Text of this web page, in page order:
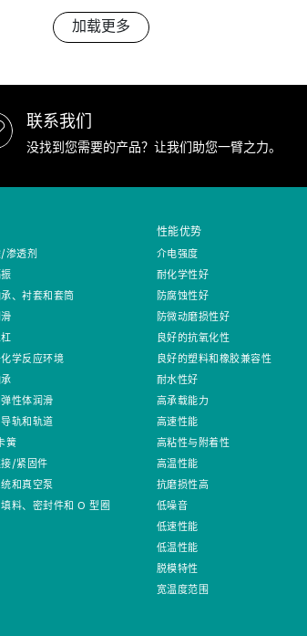
加载更多
联系我们
没找到您需要的产品？让我们助您一臂之力。
渗透剂
、衬套和套筒
学反应环境
性体润滑
轨和轨道
簧
/紧固件
和真空泵
料、密封件和 O 型圈
性能优势
介电强度
耐化学性好
防腐蚀性好
防微动磨损性好
良好的抗氧化性
良好的塑料和橡胶兼容性
耐水性好
高承载能力
高速性能
高粘性与附着性
高温性能
抗磨损性高
低噪音
低速性能
低温性能
脱模特性
宽温度范围